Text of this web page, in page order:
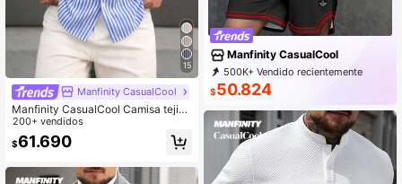
15
Manfinity CasualCool
Manfinity CasualCool Camisa tejida
de rayas azules y blancas sencilla
para hombre
200+ vendidos
$61.690
Manfinity CasualCool
500K+ Vendido recientemente
99K+ Recompra
$50.824